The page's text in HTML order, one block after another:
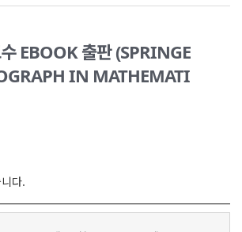
EBOOK 출판 (SPRINGE
IN MATHEMATI
다.